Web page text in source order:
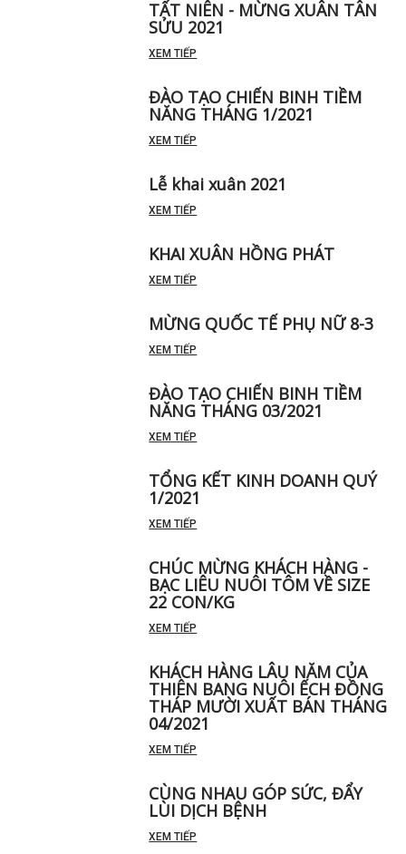
TẤT NIÊN - MỪNG XUÂN TÂN
SỬU 2021
XEM TIẾP
ĐÀO TẠO CHIẾN BINH TIỀM
NĂNG THÁNG 1/2021
XEM TIẾP
Lễ khai xuân 2021
XEM TIẾP
KHAI XUÂN HỒNG PHÁT
XEM TIẾP
MỪNG QUỐC TẾ PHỤ NỮ 8-3
XEM TIẾP
ĐÀO TẠO CHIẾN BINH TIỀM
NĂNG THÁNG 03/2021
XEM TIẾP
TỔNG KẾT KINH DOANH QUÝ
1/2021
XEM TIẾP
CHÚC MỪNG KHÁCH HÀNG -
BẠC LIÊU NUÔI TÔM VỀ SIZE
22 CON/KG
XEM TIẾP
KHÁCH HÀNG LÂU NĂM CỦA
THIÊN BANG NUÔI ẾCH ĐỒNG
THÁP MƯỜI XUẤT BÁN THÁNG
04/2021
XEM TIẾP
CÙNG NHAU GÓP SỨC, ĐẨY
LÙI DỊCH BỆNH
XEM TIẾP